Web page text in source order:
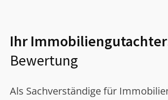
Ihr
Bewertung
Als Sachverständige für